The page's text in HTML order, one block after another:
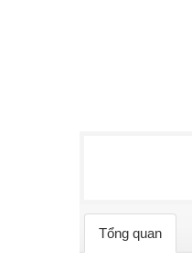
Tổng quan